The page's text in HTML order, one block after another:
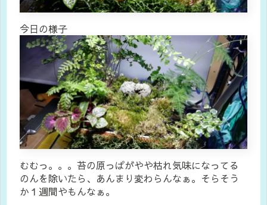
今日の様子
むむっ。。。苔の原っぱがやや枯れ気味になってる
のんを除いたら、あんまり変わらんなぁ。そらそう
か１週間やもんなぁ。